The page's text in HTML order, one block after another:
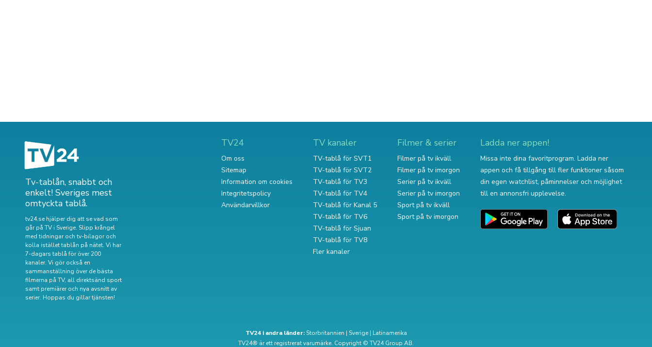
Tv-tablån, snabbt och
enkelt! Sveriges mest
omtyckta tablå.
tv24.se hjälper dig att se vad som
går på TV i Sverige. Slipp krångel
med tidningar och tv-bilagor och
kolla istället tablån på nätet. Vi har
7-dagars tablå för över 200
kanaler. Vi gör också en
sammanställning överde bästa
filmerna på TV, all direktsänd sport
samt premiärer och nya avsnitt av
serier. Hoppas du gillar tjänsten!
TV24
Om oss
Sitemap
Information om cookies
Integritetspolicy
Användarvillkor
TV kanaler
TV-tablå för SVT1
TV-tablå för SVT2
TV-tablå för TV3
TV-tablå för TV4
TV-tablå för Kanal 5
TV-tablå för TV6
TV-tablå för Sjuan
TV-tablå för TV8
Fler kanaler
Filmer & serier
Filmer på tv ikväll
Filmer på tv imorgon
Serier på tv ikväll
Serier på tv imorgon
Sport på tv ikväll
Sport på tv imorgon
Ladda ner appen!
Missa inte dina favoritprogram. Ladda ner
appen och få tillgång till fler funktioner såsom
din egen watchlist, påminnelser och möjlighet
till en annonsfri upplevelse.
TV24 i andra länder: Storbritannien | Sverige| Latinamerika
TV24® är ett registrerat varumärke. Copyright © TV24 Group AB.